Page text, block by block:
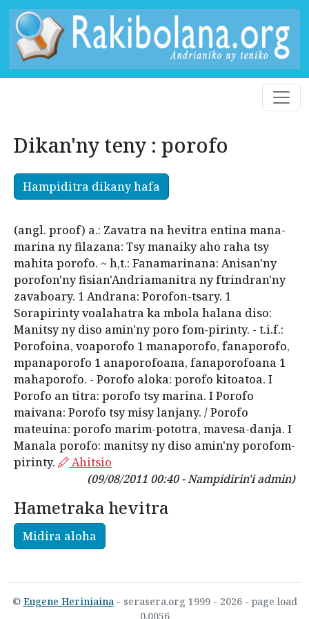
Dikan'ny teny : porofo
Hampiditra dikany hafa
(angl. proof) a.: Zavatra na hevitra entina mana-
marina ny filazana: Tsy manaiky aho raha tsy
mahita porofo. ~ h,t.: Fanamarinana: Anisan'ny
porofon'ny fisian'Andriamanitra ny ftrindran'ny
zavaboary. 1 Andrana: Porofon-tsary. 1
Sorapirinty voalahatra ka mbola halana diso:
Manitsy ny diso amin'ny poro fom-pirinty. - t.i.f.:
Porofoina, voaporofo 1 manaporofo, fanaporofo,
mpanaporofo 1 anaporofoana, fanaporofoana 1
mahaporofo. - Porofo aloka: porofo kitoatoa. I
Porofo an titra: porofo tsy marina. I Porofo
maivana: Porofo tsy misy lanjany. / Porofo
mateuina: porofo marim-pototra, mavesa-danja. I
Manala porofo: manitsy ny diso amin'ny porofom-
pirinty.
Ahitsio
(09/08/2011 00:40 - Nampidirin'i admin)
Hametraka hevitra
Midira aloha
© Eugene Heriniaina- serasera.org 1999 - 2026 - page load
0.0056